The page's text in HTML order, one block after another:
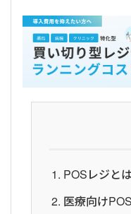
POSレジとは
医療向け